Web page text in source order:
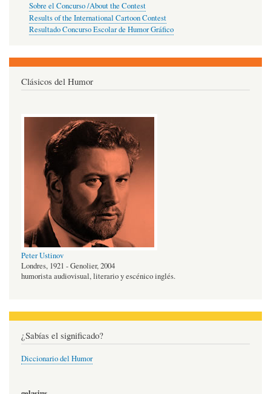
Sobre el Concurso /About the Contest
Results of the International Cartoon Contest
Resultado Concurso Escolar de Humor Gráfico
Clásicos del Humor
Peter Ustinov
Londres, 1921 - Genolier, 2004
humorista audiovisual, literario y escénico inglés.
¿Sabías el significado?
Diccionario del Humor